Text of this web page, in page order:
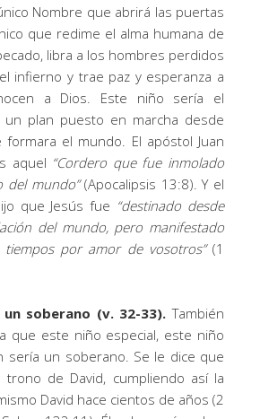
Nombre que abrirá las puertas
que redime el alma humana de
libra a los hombres perdidos
infierno y trae paz y esperanza a
a Dios. Este niño sería el
un plan puesto en marcha desde
el mundo. El apóstol Juan
aquel “Cordero que fue inmolado
del mundo”(Apocalipsis 13:8). Y el
que Jesús fue “destinado desde
del mundo, pero manifestado
por amor de vosotros”(1
soberano (v. 32-33). También
que este niño especial, este niño
sería un soberano. Se le dice que
trono de David, cumpliendo así la
David hace cientos de años (2